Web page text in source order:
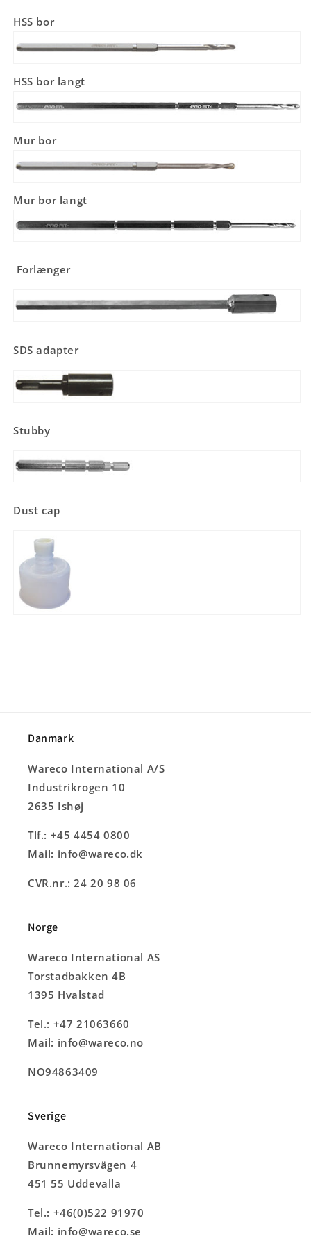
HSS bor
HSS bor langt
Mur bor
Mur bor langt
Forlænger
SDS adapter
Stubby
Dust cap
Danmark
Wareco International A/S
Industrikrogen 10
2635 Ishøj
Tlf.: +45 4454 0800
Mail: info@wareco.dk
CVR.nr.: 24 20 98 06
Norge
Wareco International AS
Torstadbakken 4B
1395 Hvalstad
Tel.: +47 21063660
Mail: info@wareco.no
NO94863409
Sverige
Wareco International AB
Brunnemyrsvägen 4
451 55 Uddevalla
Tel.: +46(0)522 91970
Mail: info@wareco.se